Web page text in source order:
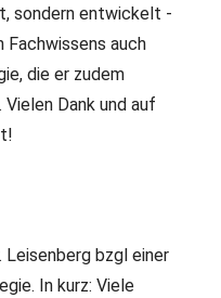
sondern entwickelt -
Fachwissens auch
die er zudem
Dank und auf
Leisenberg bzgl einer
In kurz: Viele